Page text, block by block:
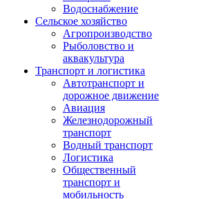
Водоснабжение
Сельское хозяйство
Агропроизводство
Рыболовство и
аквакультура
Транспорт и логистика
Автотранспорт и
дорожное движение
Авиация
Железнодорожный
транспорт
Водный транспорт
Логистика
Общественный
транспорт и
мобильность